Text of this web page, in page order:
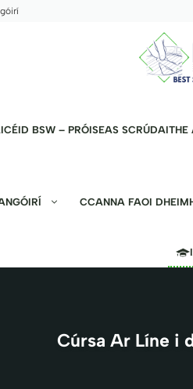
BSW – PRÓISEAS SCRÚDAITHE
CCANNA FAOI
Cúrsa Ar Líne i